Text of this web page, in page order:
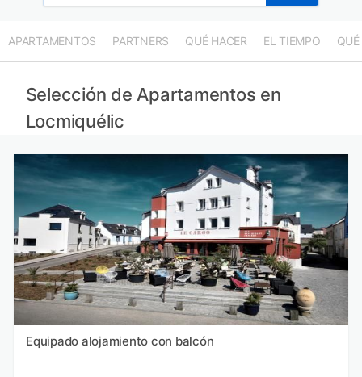
APARTAMENTOS PARTNERS QUÉ HACER EL TIEMPO QUÉ
Selección de Apartamentos en
Locmiquélic
Equipado alojamiento con balcón